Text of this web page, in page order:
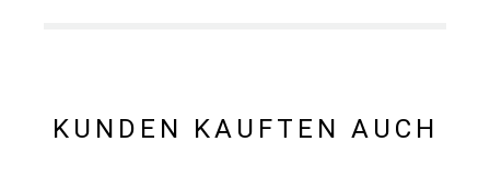
KUNDEN KAUFTEN AUCH